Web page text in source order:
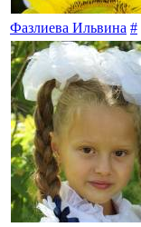
Фазлиева Ильвина #